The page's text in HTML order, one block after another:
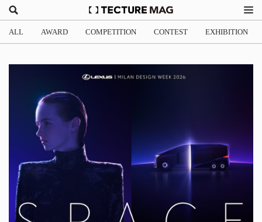
ALL AWARD COMPETITION CONTEST EXHIBITION